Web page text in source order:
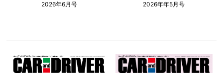
2026年6月号 2026年年5月号